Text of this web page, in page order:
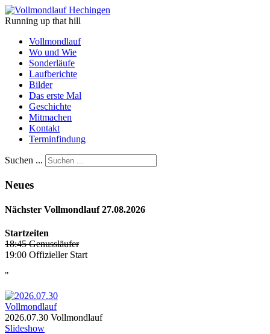
Running up that hill
Vollmondlauf
Wo und Wie
Sonderläufe
Laufberichte
Bilder
Das erste Mal
Geschichte
Mitmachen
Kontakt
Terminfindung
Suchen ...
Neues
Nächster Vollmondlauf 27.08.2026
Startzeiten
18:45 Genussläufer
19:00 Offizieller Start
"
2026.07.30 Vollmondlauf
Slideshow